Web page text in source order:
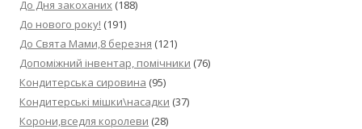
До Дня закоханих (188)
До нового року! (191)
До Свята Мами,8 березня (121)
Допоміжний інвентар, помічники (76)
Кондитерська сировина (95)
Кондитерські мішки\насадки (37)
Корони,вседля королеви (28)